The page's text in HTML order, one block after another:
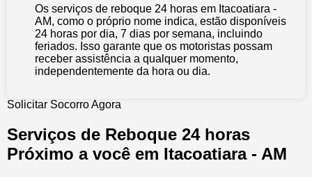
Os serviços de reboque 24 horas em Itacoatiara -
AM, como o próprio nome indica, estão disponíveis
24 horas por dia, 7 dias por semana, incluindo
feriados. Isso garante que os motoristas possam
receber assistência a qualquer momento,
independentemente da hora ou dia.
Solicitar Socorro Agora
Serviços de Reboque 24 horas
Próximo a você em Itacoatiara - AM